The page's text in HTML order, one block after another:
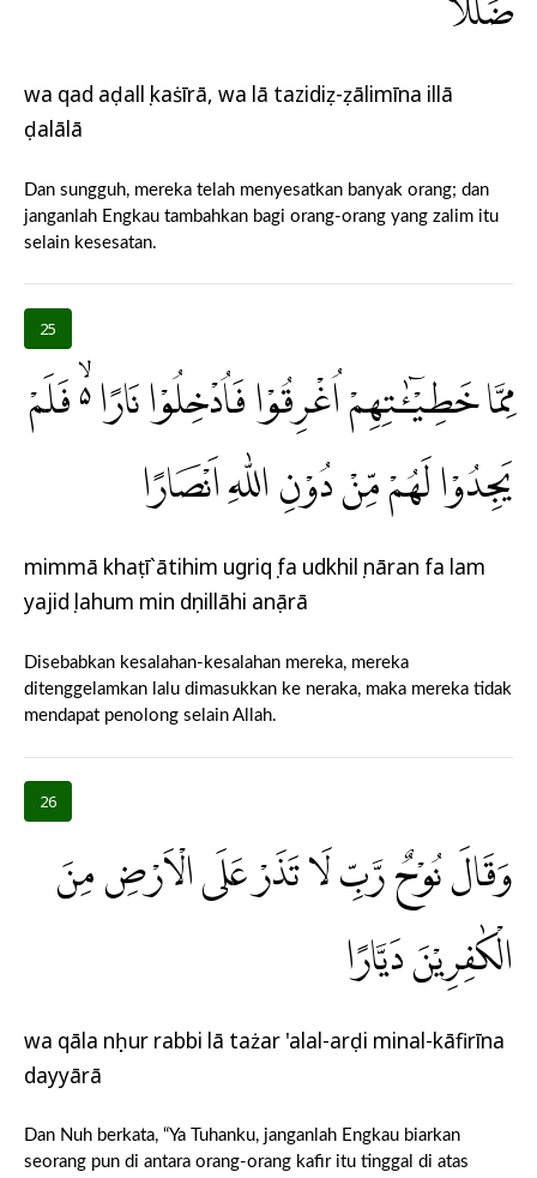
ضَلٰلًا
wa qad aḍallụ kaṡīrā, wa lā tazidiẓ-ẓālimīna illā
ḍalālā
Dan sungguh, mereka telah menyesatkan banyak orang; dan
janganlah Engkau tambahkan bagi orang-orang yang zalim itu
selain kesesatan.
25
مِمَّا خَطِيْۤـٰٔتِهِمْ اُغْرِقُوْا فَاُدْخِلُوْا نَارًا ەۙ فَلَمْ
يَجِدُوْا لَهُمْ مِّنْ دُوْنِ اللّٰهِ اَنْصَارًا
mimmā khaṭī`ātihim ugriqụ fa udkhilụ nāran fa lam
yajidụ lahum min dụnillāhi anṣārā
Disebabkan kesalahan-kesalahan mereka, mereka
ditenggelamkan lalu dimasukkan ke neraka, maka mereka tidak
mendapat penolong selain Allah.
26
وَقَالَ نُوْحٌ رَّبِّ لَا تَذَرْ عَلَى الْاَرْضِ مِنَ
الْكٰفِرِيْنَ دَيَّارًا
wa qāla nụḥur rabbi lā tażar 'alal-arḍi minal-kāfirīna
dayyārā
Dan Nuh berkata, “Ya Tuhanku, janganlah Engkau biarkan
seorang pun di antara orang-orang kafir itu tinggal di atas